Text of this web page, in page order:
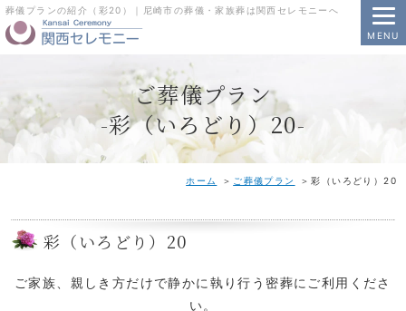
葬儀プランの紹介（彩20）｜尼崎市の葬儀・家族葬は関西セレモニーへ
MENU
ご葬儀プラン
-彩（いろどり）20-
ホーム ご葬儀プラン 彩（いろどり）20
彩（いろどり）20
ご家族、親しき方だけで静かに執り行う密葬にご利用くださ
い。